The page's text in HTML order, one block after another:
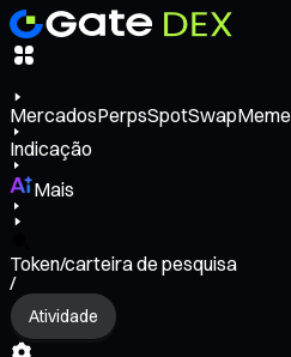
MercadosPerpsSpotSwapMeme
Indicação
Mais
Token/carteira de pesquisa
/
Atividade